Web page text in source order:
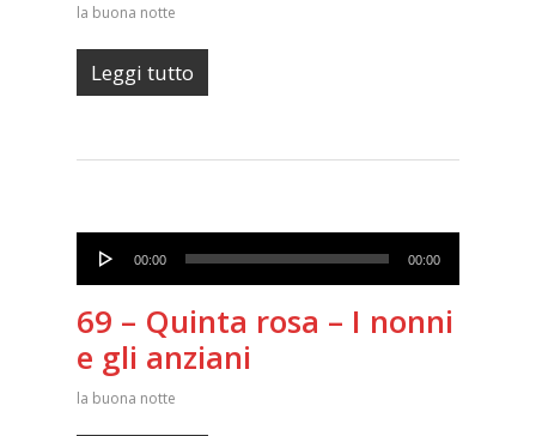
la buona notte
Leggi tutto
Audio
Player
00:00 00:00
69 – Quinta rosa – I nonni
e gli anziani
la buona notte